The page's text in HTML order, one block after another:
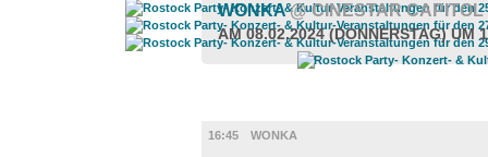
WONKA@ CINESTAR
AM 08.02.2024 (DONNERSTAG) UM
16:45
WONKA